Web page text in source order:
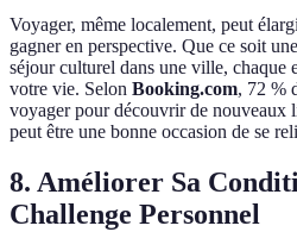
Voyager, même localement, peut
gagner en perspective. Que ce soit
séjour culturel dans une ville, chaque
votre vie. Selon Booking.com, 72 %
voyager pour découvrir de nouveaux
peut être une bonne occasion de se
8. Améliorer Sa
Challenge Personnel